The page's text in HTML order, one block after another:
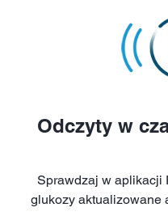
Odczyty w
Sprawdzaj w aplikacji
glukozy aktualizowane